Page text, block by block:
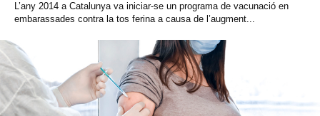
L’any 2014 a Catalunya va iniciar-se un programa de vacunació en
embarassades contra la tos ferina a causa de l’augment...